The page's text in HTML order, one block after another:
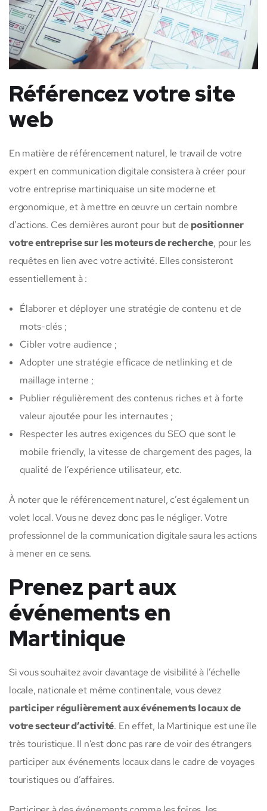
Référencez votre site
web
En matière de référencement naturel, le travail de votre
expert en communication digitale consistera à créer pour
votre entreprise martiniquaise un site moderne et
ergonomique, et à mettre en œuvre un certain nombre
d’actions. Ces dernières auront pour but de positionner
votre entreprise sur les moteurs de recherche, pour les
requêtes en lien avec votre activité. Elles consisteront
essentiellement à :
Élaborer et déployer une stratégie de contenu et de
mots-clés ;
Cibler votre audience ;
Adopter une stratégie efficace de netlinking et de
maillage interne ;
Publier régulièrement des contenus riches et à forte
valeur ajoutée pour les internautes ;
Respecter les autres exigences du SEO que sont le
mobile friendly, la vitesse de chargement des pages, la
qualité de l’expérience utilisateur, etc.
À noter que le référencement naturel, c’est également un
volet local. Vous ne devez donc pas le négliger. Votre
professionnel de la communication digitale saura les actions
à mener en ce sens.
Prenez part aux
événements en
Martinique
Si vous souhaitez avoir davantage de visibilité à l’échelle
locale, nationale et même continentale, vous devez
participer régulièrement aux événements locaux de
votre secteur d’activité. En effet, la Martinique est une île
très touristique. Il n’est donc pas rare de voir des étrangers
participer aux événements locaux dans le cadre de voyages
touristiques ou d’affaires.